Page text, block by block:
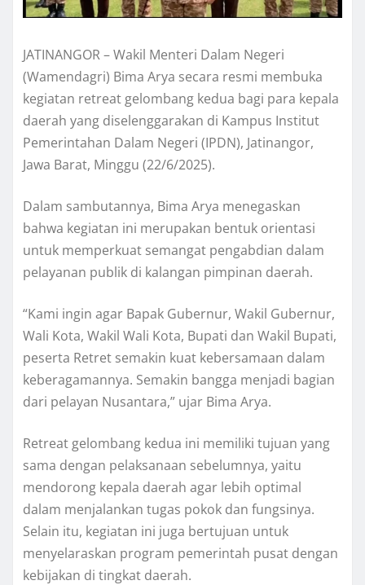
JATINANGOR – Wakil Menteri Dalam Negeri
(Wamendagri) Bima Arya secara resmi membuka
kegiatan retreat gelombang kedua bagi para kepala
daerah yang diselenggarakan di Kampus Institut
Pemerintahan Dalam Negeri (IPDN), Jatinangor,
Jawa Barat, Minggu (22/6/2025).
Dalam sambutannya, Bima Arya menegaskan
bahwa kegiatan ini merupakan bentuk orientasi
untuk memperkuat semangat pengabdian dalam
pelayanan publik di kalangan pimpinan daerah.
“Kami ingin agar Bapak Gubernur, Wakil Gubernur,
Wali Kota, Wakil Wali Kota, Bupati dan Wakil Bupati,
peserta Retret semakin kuat kebersamaan dalam
keberagamannya. Semakin bangga menjadi bagian
dari pelayan Nusantara,” ujar Bima Arya.
Retreat gelombang kedua ini memiliki tujuan yang
sama dengan pelaksanaan sebelumnya, yaitu
mendorong kepala daerah agar lebih optimal
dalam menjalankan tugas pokok dan fungsinya.
Selain itu, kegiatan ini juga bertujuan untuk
menyelaraskan program pemerintah pusat dengan
kebijakan di tingkat daerah.